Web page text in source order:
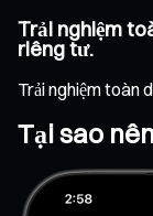
Trải nghiệm
riêng tư.
Trải nghiệm toàn
Tại sao